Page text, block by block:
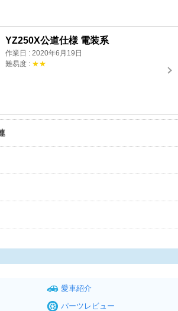
YZ250X公道仕様 電装系
作業日 : 2020年6月19日
難易度 : ★★
愛車紹介
パーツレビュー